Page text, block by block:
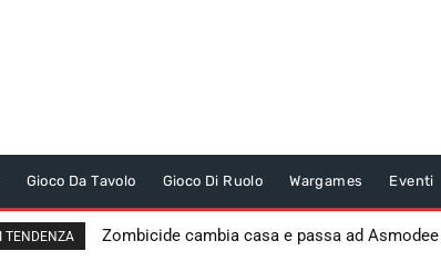
Gioco Da Tavolo Gioco Di Ruolo Wargames Eventi
TENDENZA Zombicide cambia casa e passa ad Asmodee